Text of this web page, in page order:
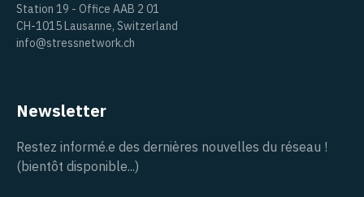
Station 19 - Office AAB 2 01
CH-1015 Lausanne, Switzerland
info@stressnetwork.ch
Newsletter
Restez informé.e des dernières nouvelles du réseau !
(bientôt disponible...)